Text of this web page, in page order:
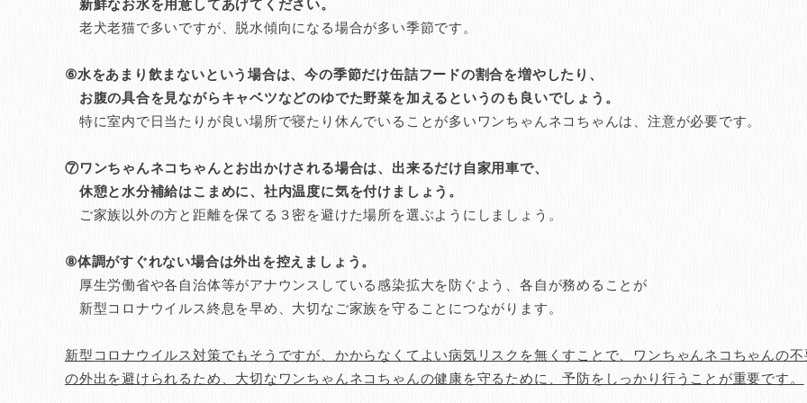
新鮮なお水を用意してあげてください。
老犬老猫で多いですが、脱水傾向になる場合が多い季節です。
⑥水をあまり飲まないという場合は、今の季節だけ缶詰フードの割合を増やしたり、
お腹の具合を見ながらキャベツなどのゆでた野菜を加えるというのも良いでしょう。
特に室内で日当たりが良い場所で寝たり休んでいることが多いワンちゃんネコちゃんは、注意が必要です。
⑦ワンちゃんネコちゃんとお出かけされる場合は、出来るだけ自家用車で、
休憩と水分補給はこまめに、社内温度に気を付けましょう。
ご家族以外の方と距離を保てる３密を避けた場所を選ぶようにしましょう。
⑧体調がすぐれない場合は外出を控えましょう。
厚生労働省や各自治体等がアナウンスしている感染拡大を防ぐよう、各自が務めることが
新型コロナウイルス終息を早め、大切なご家族を守ることにつながります。
新型コロナウイルス対策でもそうですが、かからなくてよい病気リスクを無くすことで、ワンちゃんネコちゃんの
の外出を避けられるため、大切なワンちゃんネコちゃんの健康を守るために、予防をしっかり行うことが重要です。